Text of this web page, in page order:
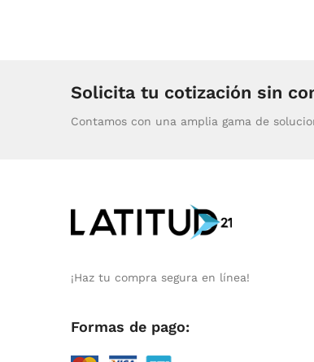
Solicita tu cotización sin
Contamos con una amplia gama de
¡Haz tu compra segura en línea!
Formas de pago: